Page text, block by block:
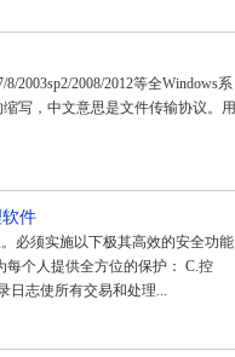
2003sp2/2008/2012等全Windows系
写，中文意思是文件传输协议。用
软件
必须实施以下极其高效的安全功能
个人提供全方位的保护： C.控
日志使所有交易和处理...